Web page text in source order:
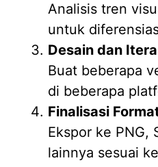
Analisis tren
untuk
Desain dan
Buat beberapa
di beberapa
Finalisasi
Ekspor ke PNG,
lainnya sesuai